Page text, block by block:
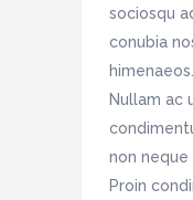
sociosqu
conubia
Nullam ac
non
Proin